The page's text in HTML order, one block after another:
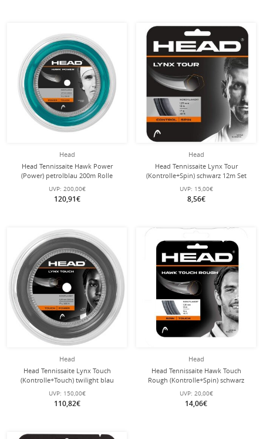
Head
Head Tennissaite Hawk Power
(Power) petrolblau 200m Rolle
UVP: 200,00€
120,91€
Head
Head Tennissaite Lynx Tour
(Kontrolle+Spin) schwarz 12m Set
UVP: 15,00€
8,56€
Head
Head Tennissaite Lynx Touch
(Kontrolle+Touch) twilight blau
200m Rolle
UVP: 150,00€
110,82€
Head
Head Tennissaite Hawk Touch
Rough (Kontrolle+Spin) schwarz
12m Set
UVP: 20,00€
14,06€